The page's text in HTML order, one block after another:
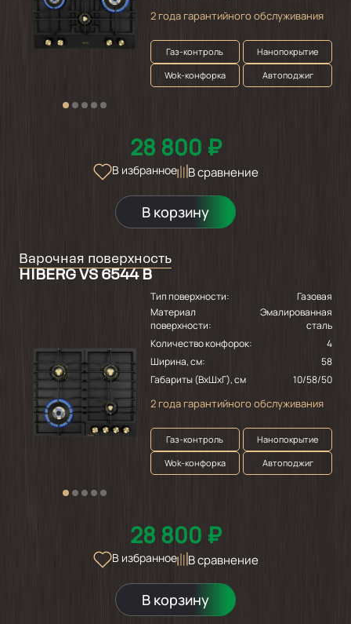
2 года гарантийного обслуживания
Газ-контроль
Нанопокрытие
Wok-конфорка
Автоподжиг
28 800 ₽
В избранное В сравнение
В корзину
Варочная поверхность
HIBERG VS 6544 B
Тип поверхности:
Газовая
Материал
поверхности:
Эмалированная
сталь
Количество конфорок:
4
Ширина, см:
58
Габариты (ВхШхГ), см
10/58/50
2 года гарантийного обслуживания
Газ-контроль
Нанопокрытие
Wok-конфорка
Автоподжиг
28 800 ₽
В избранное В сравнение
В корзину